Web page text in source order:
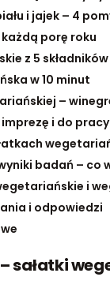
i jajek – 4
porę roku
z 5 składników
w 10 minut
–
i do pracy
badań –
i
i odpowiedzi
sałatki